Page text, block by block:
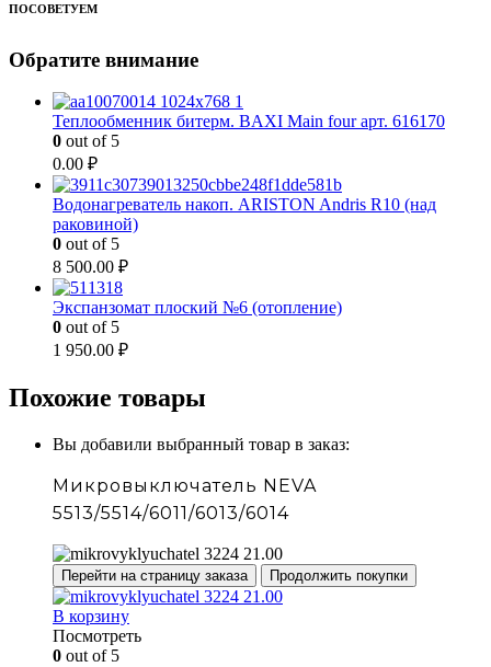
ПОСОВЕТУЕМ
Обратите внимание
Теплообменник битерм. BAXI Main four арт. 616170
0 out of 5
0.00 ₽
Водонагреватель накоп. ARISTON Andris R10 (над
раковиной)
0 out of 5
8 500.00 ₽
Экспанзомат плоский №6 (отопление)
0 out of 5
1 950.00 ₽
Похожие товары
Вы добавили выбранный товар в заказ:
Микровыключатель NEVA
5513/5514/6011/6013/6014
Перейти на страницу заказа Продолжить покупки
В корзину
Посмотреть
0 out of 5